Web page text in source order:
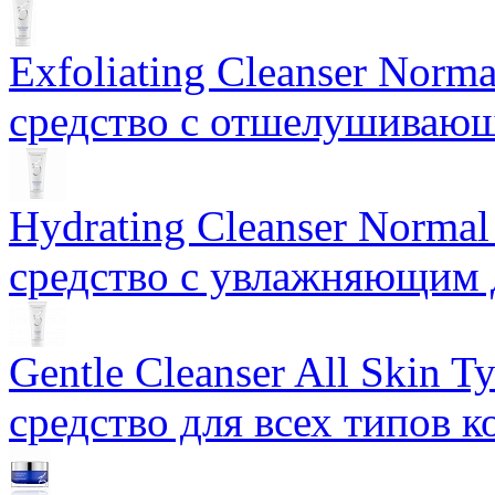
Exfoliating Cleanser
средство с
Hydrating Cleanser
средство с увлажняющим
Gentle Cleanser All Skin
средство для всех типов